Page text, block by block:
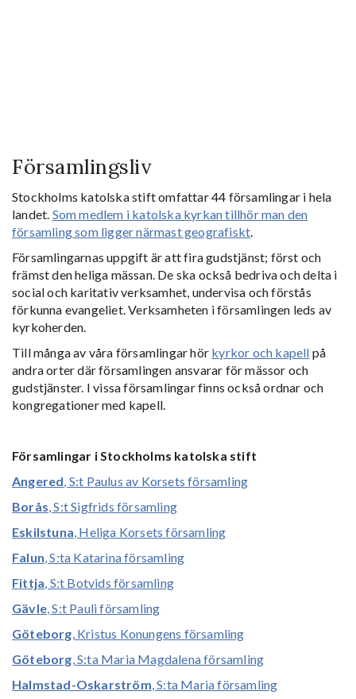
Församlingsliv
Stockholms katolska stift omfattar 44 församlingar i hela
landet. Som medlem i katolska kyrkan tillhör man den
församling som ligger närmast geografiskt.
Församlingarnas uppgift är att fira gudstjänst; först och
främst den heliga mässan. De ska också bedriva och delta i
social och karitativ verksamhet, undervisa och förstås
förkunna evangeliet. Verksamheten i församlingen leds av
kyrkoherden.
Till många av våra församlingar hör kyrkor och kapell på
andra orter där församlingen ansvarar för mässor och
gudstjänster. I vissa församlingar finns också ordnar och
kongregationer med kapell.
Församlingar i Stockholms katolska stift
Angered, S:t Paulus av Korsets församling
Borås, S:t Sigfrids församling
Eskilstuna, Heliga Korsets församling
Falun, S:ta Katarina församling
Fittja, S:t Botvids församling
Gävle, S:t Pauli församling
Göteborg, Kristus Konungens församling
Göteborg, S:ta Maria Magdalena församling
Halmstad-Oskarström, S:ta Maria församling